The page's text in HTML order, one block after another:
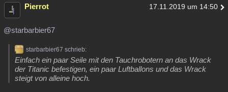
Pierrot 17.11.2019 um 14:50
@starbarbier67
starbarbier67 schrieb:
Einfach ein paar Seile mit den Tauchrobotern an das Wrack
der Titanic befestigen, ein paar Luftballons und das Wrack
steigt von alleine hoch.